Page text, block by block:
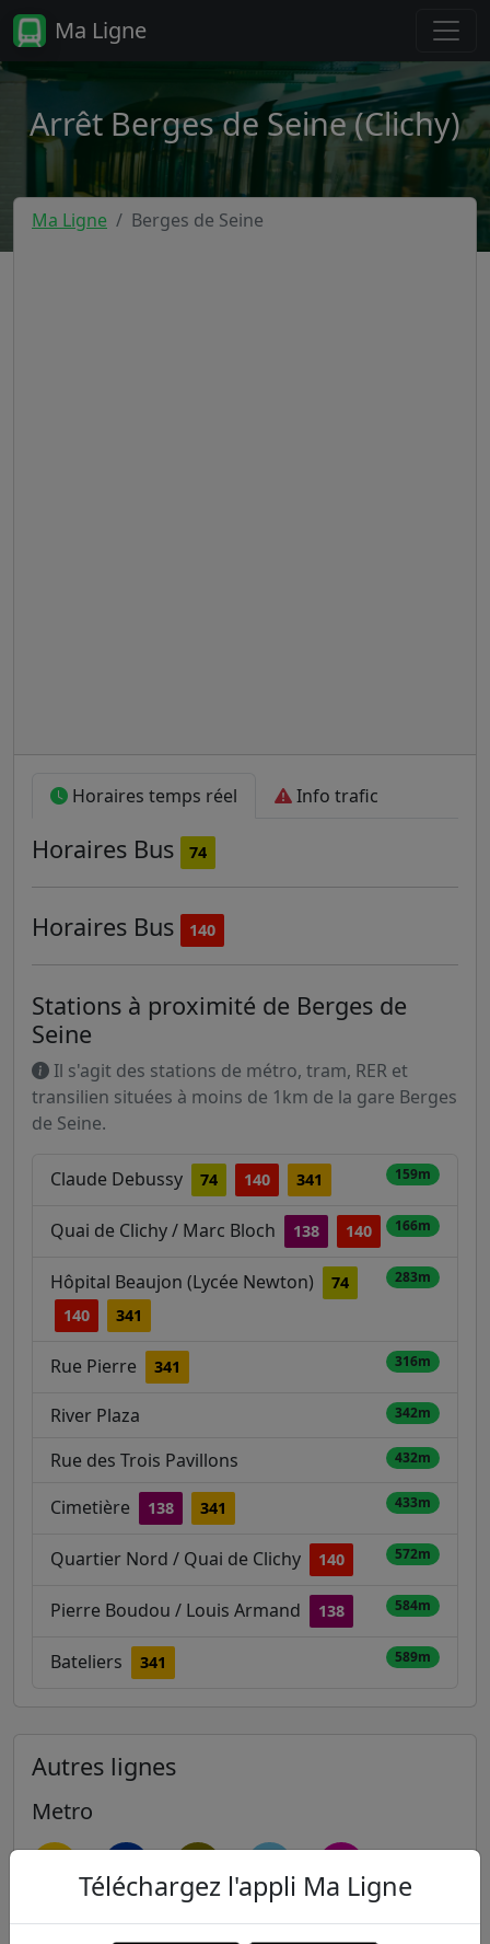
Ma Ligne
Arrêt Berges de Seine (Clichy)
Ma Ligne Berges de Seine
Horaires temps réel Info trafic
Horaires Bus 74
Horaires Bus 140
Stations à proximité de Berges de
Seine
Il s'agit des stations de métro, tram, RER et
transilien situées à moins de 1km de la gare Berges
de Seine.
Claude Debussy 74 140 341 159m
Quai de Clichy / Marc Bloch 138 140 166m
Hôpital Beaujon (Lycée Newton)
74
140
341
283m
Rue Pierre 341 316m
River Plaza 342m
Rue des Trois Pavillons 432m
Cimetière 138 341 433m
Quartier Nord / Quai de Clichy 140 572m
Pierre Boudou / Louis Armand 138 584m
Bateliers 341 589m
Autres lignes
Metro
5 6 7 7B 8
Téléchargez l'appli Ma Ligne